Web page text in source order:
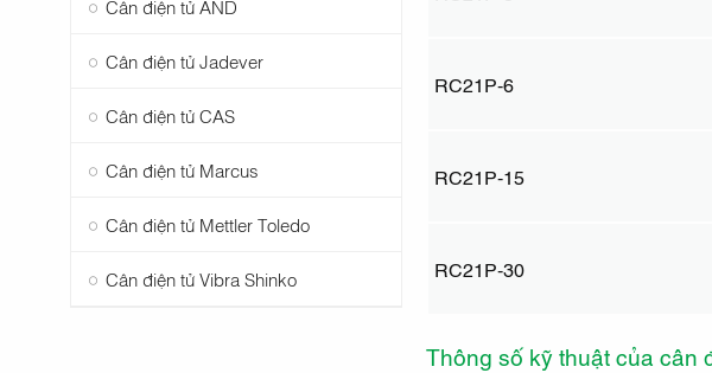
Cân điện tử AND
Cân điện tử Jadever
Cân điện tử CAS
Cân điện tử Marcus
Cân điện tử Mettler Toledo
Cân điện tử Vibra Shinko
RC21P-6
RC21P-15
RC21P-30
Thông số kỹ thuật của cân